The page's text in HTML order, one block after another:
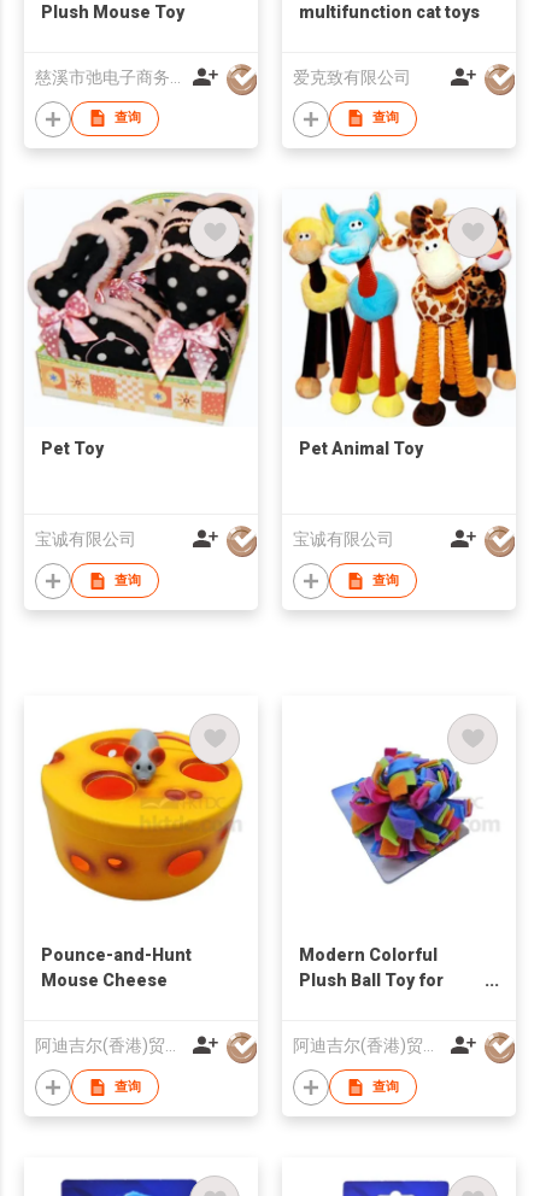
Plush Mouse Toy
查询
multifunction cat toys
爱克致有限公司
查询
Pet Toy
宝诚有限公司
查询
Pet Animal Toy
宝诚有限公司
查询
Pounce-and-Hunt
Mouse Cheese
查询
Modern Colorful
Plush Ball Toy for
查询